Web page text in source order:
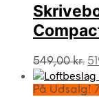
549,00kr.
På Udsalg!